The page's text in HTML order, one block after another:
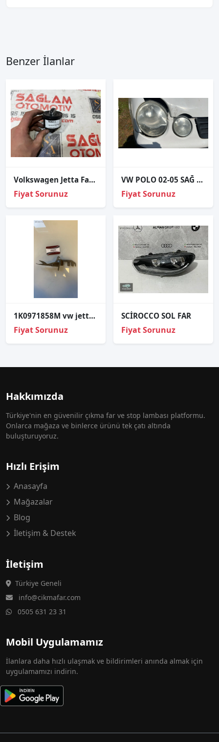
Benzer İlanlar
Volkswagen Jetta Far Anahtarı 3C8941431A
Fiyat Sorunuz
VW POLO 02-05 SAĞ FAR
Fiyat Sorunuz
1K0971858M vw jetta 09 1.6 bse tesisat tutucu demiri
Fiyat Sorunuz
SCİROCCO SOL FAR
Fiyat Sorunuz
Hakkımızda
Türkiye'nin en güvenilir çıkma far ve stop lambası platformu.
Onlarca mağaza ve binlerce ürünü tek çatı altında
buluşturuyoruz.
Hızlı Erişim
Anasayfa
Mağazalar
Blog
İletişim & Destek
İletişim
Türkiye Geneli
info@cikmafar.com
0505 631 23 31
Mobil Uygulamamız
İlanlara daha hızlı ulaşmak ve bildirimleri anında almak için
uygulamamızı indirin.